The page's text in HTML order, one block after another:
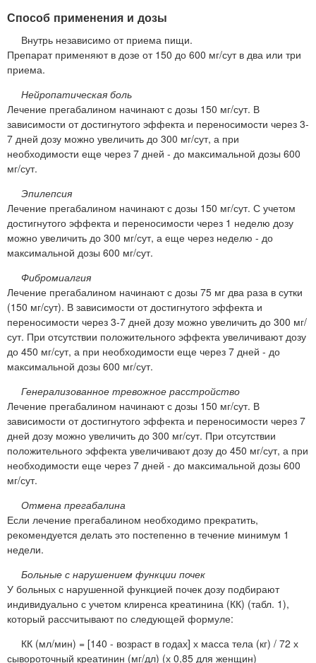
Способ применения и дозы
Внутрь независимо от приема пищи.
Препарат применяют в дозе от 150 до 600 мг/сут в два или три
приема.
Нейропатическая боль
Лечение прегабалином начинают с дозы 150 мг/сут. В
зависимости от достигнутого эффекта и переносимости через 3-
7 дней дозу можно увеличить до 300 мг/сут, а при
необходимости еще через 7 дней - до максимальной дозы 600
мг/сут.
Эпилепсия
Лечение прегабалином начинают с дозы 150 мг/сут. С учетом
достигнутого эффекта и переносимости через 1 неделю дозу
можно увеличить до 300 мг/сут, а еще через неделю - до
максимальной дозы 600 мг/сут.
Фибромиалгия
Лечение прегабалином начинают с дозы 75 мг два раза в сутки
(150 мг/сут). В зависимости от достигнутого эффекта и
переносимости через 3-7 дней дозу можно увеличить до 300 мг/
сут. При отсутствии положительного эффекта увеличивают дозу
до 450 мг/сут, а при необходимости еще через 7 дней - до
максимальной дозы 600 мг/сут.
Генерализованное тревожное расстройство
Лечение прегабалином начинают с дозы 150 мг/сут. В
зависимости от достигнутого эффекта и переносимости через 7
дней дозу можно увеличить до 300 мг/сут. При отсутствии
положительного эффекта увеличивают дозу до 450 мг/сут, а при
необходимости еще через 7 дней - до максимальной дозы 600
мг/сут.
Отмена прегабалина
Если лечение прегабалином необходимо прекратить,
рекомендуется делать это постепенно в течение минимум 1
недели.
Больные с нарушением функции почек
У больных с нарушенной функцией почек дозу подбирают
индивидуально с учетом клиренса креатинина (КК) (табл. 1),
который рассчитывают по следующей формуле:
КК (мл/мин) = [140 - возраст в годах] х масса тела (кг) / 72 х
сывороточный креатинин (мг/дл) (х 0,85 для женщин)